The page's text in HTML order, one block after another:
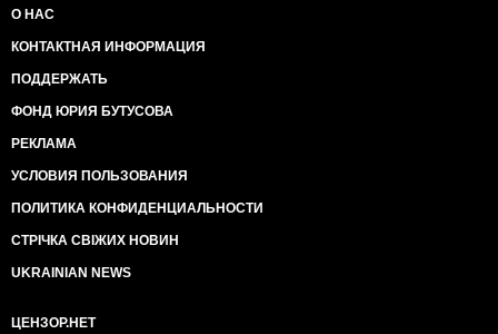
О НАС
КОНТАКТНАЯ ИНФОРМАЦИЯ
ПОДДЕРЖАТЬ
ФОНД ЮРИЯ БУТУСОВА
РЕКЛАМА
УСЛОВИЯ ПОЛЬЗОВАНИЯ
ПОЛИТИКА КОНФИДЕНЦИАЛЬНОСТИ
СТРІЧКА СВІЖИХ НОВИН
UKRAINIAN NEWS
ЦЕНЗОР.НЕТ